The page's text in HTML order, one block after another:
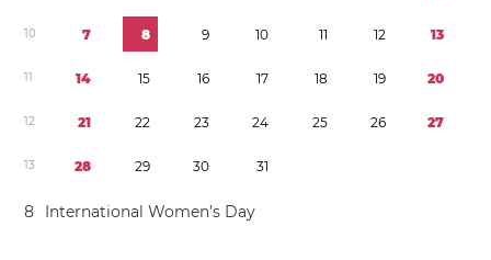
10 7 8 9 10 11 12 13
11 14 15 16 17 18 19 20
12 21 22 23 24 25 26 27
13 28 29 30 31
8 International Women’s Day